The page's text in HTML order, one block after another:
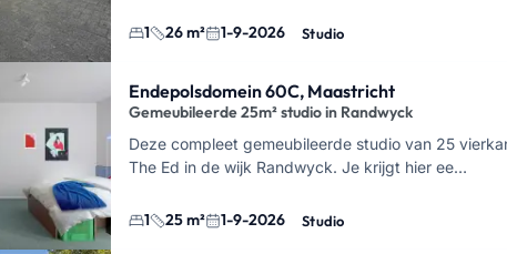
1 26 m² 1-9-2026 Studio
Endepolsdomein 60C, Maastricht
Gemeubileerde 25m² studio in Randwyck
Deze compleet gemeubileerde studio van 25
The Ed in de wijk Randwyck. Je krijgt hier ee…
1 25 m² 1-9-2026 Studio